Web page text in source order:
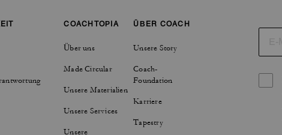
COACHTOPIA
Über uns
Made Circular
Unsere Materialien
Unsere Services
Unsere
ÜBER COACH
Unsere Story
Coach-
Foundation
Karriere
Tapestry